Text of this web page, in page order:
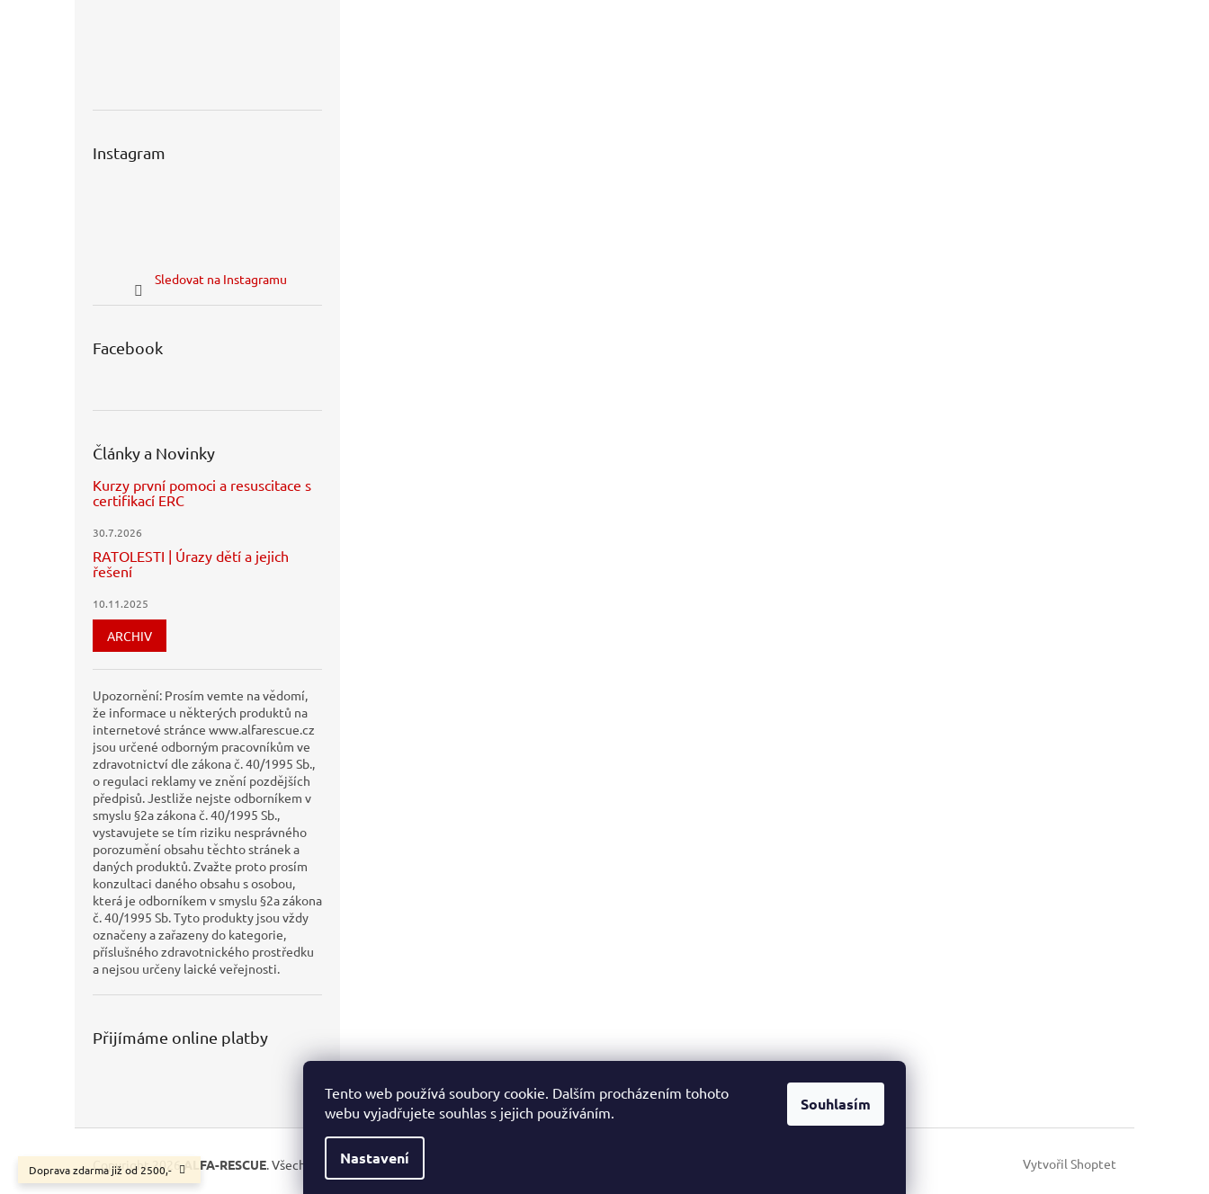
Tento web používá soubory cookie. Dalším procházením tohoto
webu vyjadřujete souhlas s jejich používáním.
Nastavení
Souhlasím
Doprava zdarma již od 2500,-
Instagram
Sledovat na Instagramu
Facebook
Články a Novinky
Kurzy první pomoci a resuscitace s
certifikací ERC
30.7.2026
RATOLESTI | Úrazy dětí a jejich
řešení
10.11.2025
ARCHIV
Upozornění: Prosím vemte na vědomí,
že informace u některých produktů na
internetové stránce www.alfarescue.cz
jsou určené odborným pracovníkům ve
zdravotnictví dle zákona č. 40/1995 Sb.,
o regulaci reklamy ve znění pozdějších
předpisů. Jestliže nejste odborníkem v
smyslu §2a zákona č. 40/1995 Sb.,
vystavujete se tím riziku nesprávného
porozumění obsahu těchto stránek a
daných produktů. Zvažte proto prosím
konzultaci daného obsahu s osobou,
která je odborníkem v smyslu §2a zákona
č. 40/1995 Sb. Tyto produkty jsou vždy
označeny a zařazeny do kategorie,
příslušného zdravotnického prostředku
a nejsou určeny laické veřejnosti.
Přijímáme online platby
Vytvořil Shoptet
Copyright 2026ALFA-RESCUE. Všechna práva vyhrazena.